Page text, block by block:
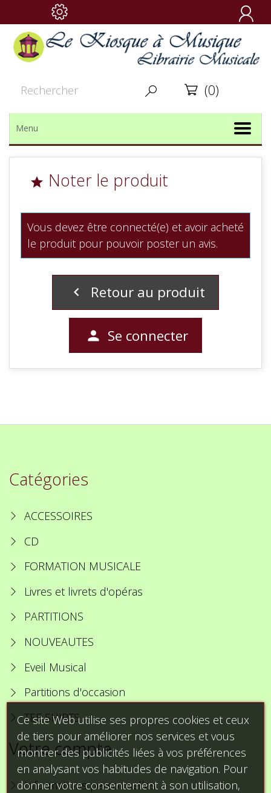

  (0)
Menu
 Noter le produit
Vous devez être connecté(e) et avoir acheté
le produit pour pouvoir poster un avis.
 Retour au produit
 Se connecter
Catégories
ACCESSOIRES
CD
FORMATION MUSICALE
Livres et livrets d'opéras
PARTITIONS
NOUVEAUTES
Eveil Musical
Partitions d'occasion
TEE SHIRTS
Votre compte
Informations personnelles
Ce site Web utilise ses propres cookies et ceux
de tiers pour améliorer nos services et vous
montrer des publicités liées à vos préférences
en analysant vos habitudes de navigation. Pour
donner votre consentement à son utilisation,